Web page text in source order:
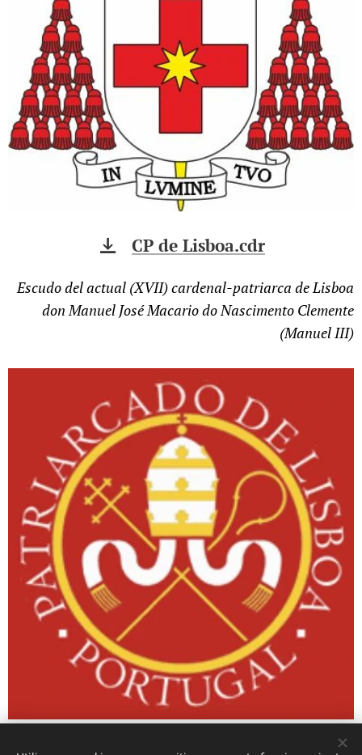
CP de Lisboa.cdr
Escudo del actual (XVII) cardenal-patriarca de Lisboa
don Manuel José Macario do Nascimento Clemente
(Manuel III)
Emblema del Patriarcado de Lisboa.